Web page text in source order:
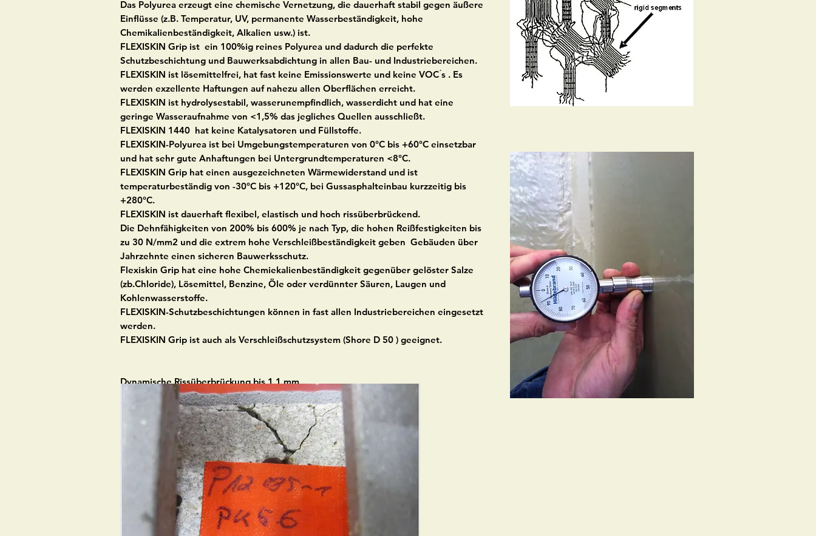
Das Polyurea erzeugt eine chemische Vernetzung, die dauerhaft stabil gegen äußere
Einflüsse (z.B. Temperatur, UV, permanente Wasserbeständigkeit, hohe
Chemikalienbeständigkeit, Alkalien usw.) ist.
FLEXISKIN Grip ist ein 100%ig reines Polyurea und dadurch die perfekte
Schutzbeschichtung und Bauwerksabdichtung in allen Bau- und Industriebereichen.
FLEXISKIN ist lösemittelfrei, hat fast keine Emissionswerte und keine VOC ́s . Es
werden exzellente Haftungen auf nahezu allen Oberflächen erreicht.
FLEXISKIN ist hydrolysestabil, wasserunempfindlich, wasserdicht und hat eine
geringe Wasseraufnahme von <1,5% das jegliches Quellen ausschließt.
FLEXISKIN 1440 hat keine Katalysatoren und Füllstoffe.
FLEXISKIN-Polyurea ist bei Umgebungstemperaturen von 0°C bis +60°C einsetzbar
und hat sehr gute Anhaftungen bei Untergrundtemperaturen <8°C.
FLEXISKIN Grip hat einen ausgezeichneten Wärmewiderstand und ist
temperaturbeständig von -30°C bis +120°C, bei Gussasphalteinbau kurzzeitig bis
+280°C.
FLEXISKIN ist dauerhaft flexibel, elastisch und hoch rissüberbrückend.
Die Dehnfähigkeiten von 200% bis 600% je nach Typ, die hohen Reißfestigkeiten bis
zu 30 N/mm2 und die extrem hohe Verschleißbeständigkeit geben Gebäuden über
Jahrzehnte einen sicheren Bauwerksschutz.
Flexiskin Grip hat eine hohe Chemiekalienbeständigkeit gegenüber gelöster Salze
(zb.Chloride), Lösemittel, Benzine, Öle oder verdünnter Säuren, Laugen und
Kohlenwasserstoffe.
FLEXISKIN-Schutzbeschichtungen können in fast allen Industriebereichen eingesetzt
werden.
FLEXISKIN Grip ist auch als Verschleißschutzsystem (Shore D 50 ) geeignet.
Dynamische Rissüberbrückung bis 1,1 mm